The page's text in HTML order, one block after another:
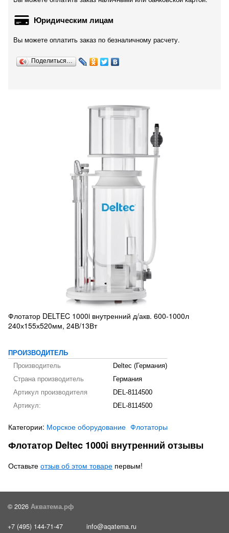
Юридическим лицам
Вы можете оплатить заказ по безналичному расчету.
Поделиться…
Флотатор DELTEC 1000i внутренний д/акв. 600-1000л
240х155х520мм, 24В/13Вт
ПРОИЗВОДИТЕЛЬ
Производитель
Deltec (Германия)
Страна производитель
Германия
Артикул производителя
DEL-8114500
Артикул:
DEL-8114500
Категории: Морское оборудование Флотаторы
Флотатор Deltec 1000i внутренний отзывы
Оставьте отзыв об этом товаре первым!
© 2026 Акватема.рф
+7 (495) 144-71-47 info@aqatema.ru